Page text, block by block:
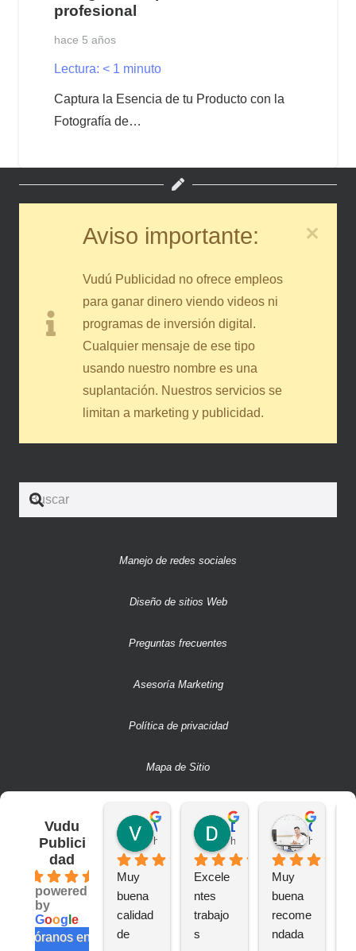
profesional
hace 5 años
Lectura: < 1 minuto
Captura la Esencia de tu Producto con la
Fotografía de…
Aviso importante:
Vudú Publicidad no ofrece empleos
para ganar dinero viendo videos ni
programas de inversión digital.
Cualquier mensaje de ese tipo
usando nuestro nombre es una
suplantación. Nuestros servicios se
limitan a marketing y publicidad.
Manejo de redes sociales
Diseño de sitios Web
Preguntas frecuentes
Asesoría Marketing
Política de privacidad
Mapa de Sitio
Vudu
Publici
dad
powered
by
Goog e
valóranos en
hace 2 años
Muy
buena
calidad
de
hace 2 años
Excele
ntes
trabajo
s
hace 2
Muy
buena
recome
ndada